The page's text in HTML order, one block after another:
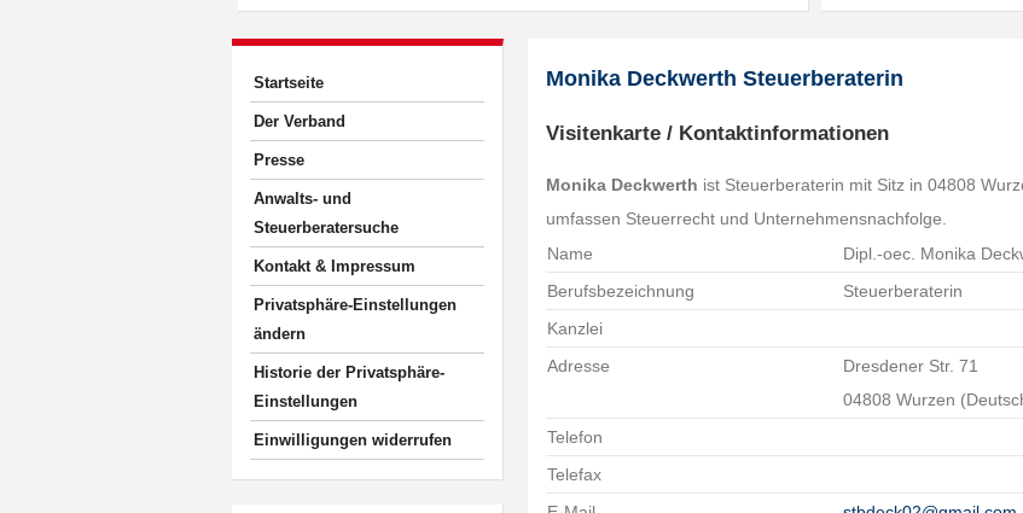
Startseite
Der Verband
Presse
Anwalts- und
Steuerberatersuche
Kontakt & Impressum
Privatsphäre-Einstellungen
ändern
Historie der Privatsphäre-
Einstellungen
Einwilligungen widerrufen
Monika Deckwerth Steuerberaterin
Visitenkarte / Kontaktinformationen
Monika Deckwerth ist Steuerberaterin mit Sitz in 04808
umfassen Steuerrecht und Unternehmensnachfolge.
Name
Dipl.-oec. Monika
Berufsbezeichnung
Steuerberaterin
Kanzlei
Adresse
Dresdener Str. 71
04808 Wurzen
Telefon
Telefax